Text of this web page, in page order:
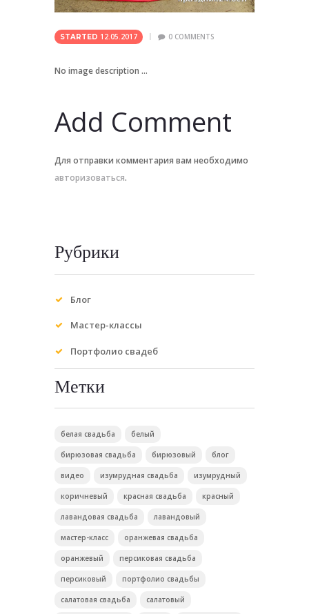
STARTED 12.05.2017 0COMMENTS
No image description ...
Add Comment
Для отправки комментария вам необходимо
авторизоваться.
Рубрики
Блог
Мастер-классы
Портфолио свадеб
Метки
белая свадьба белый
бирюзовая свадьба бирюзовый блог
видео изумрудная свадьба изумрудный
коричневый красная свадьба красный
лавандовая свадьба лавандовый
мастер-класс оранжевая свадьба
оранжевый персиковая свадьба
персиковый портфолио свадьбы
салатовая свадьба салатовый